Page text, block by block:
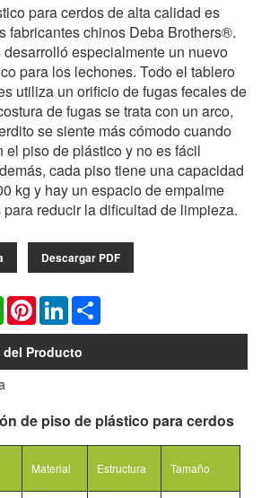
para cerdos de alta calidad es
fabricantes chinos Deba Brothers®.
desarrolló especialmente un nuevo
para los lechones. Todo el tablero
utiliza un orificio de fugas fecales de
de fugas se trata con un arco,
se siente más cómodo cuando
el piso de plástico y no es fácil
cada piso tiene una capacidad
kg y hay un espacio de empalme
reducir la dificultad de limpieza.
Descargar PDF
WhatsAppPinterestLinkedIn
Producto
de piso de plástico para cerdos
Material Estructura Tamaño